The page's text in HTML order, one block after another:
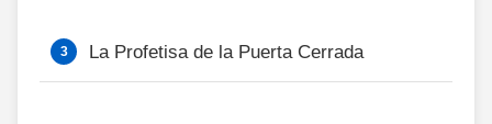
La Profetisa de la Puerta Cerrada